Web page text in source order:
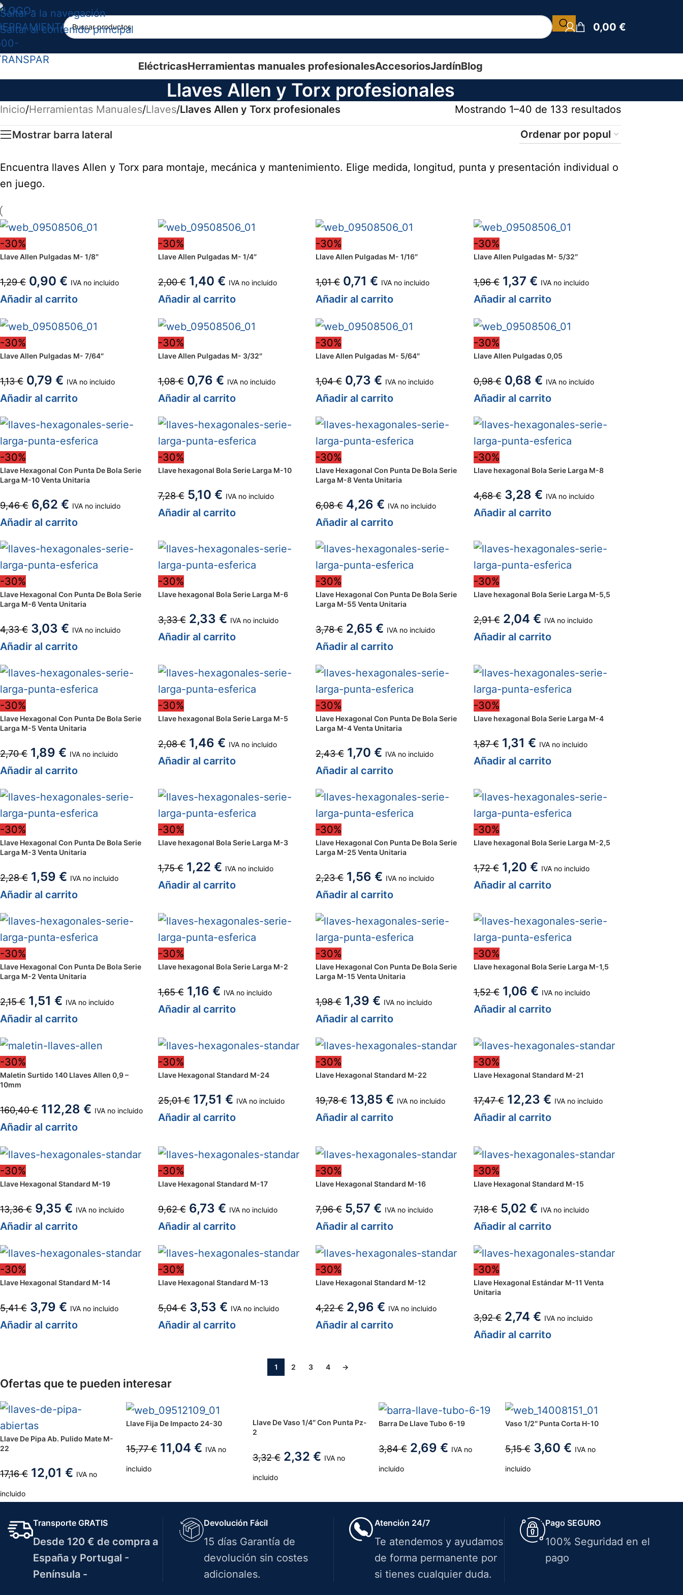
Saltar a la navegación
Saltar al contenido principal
0,00 €
EléctricasHerramientas manuales profesionalesAccesoriosJardínBlog
Llaves Allen y Torx profesionales
Inicio/Herramientas Manuales/Llaves/Llaves Allen y Torx profesionales Mostrando 1–40 de 133 resultados
Mostrar barra lateral
Encuentra llaves Allen y Torx para montaje, mecánica y mantenimiento. Elige medida, longitud, punta y presentación individual o
en juego.
-30%
Llave Allen Pulgadas M- 1/8″
1,29€ 0,90 € IVA no incluido
Añadir al carrito
-30%
Llave Allen Pulgadas M- 1/4″
2,00€ 1,40 € IVA no incluido
Añadir al carrito
-30%
Llave Allen Pulgadas M- 1/16″
1,01€ 0,71 € IVA no incluido
Añadir al carrito
-30%
Llave Allen Pulgadas M- 5/32″
1,96€ 1,37 € IVA no incluido
Añadir al carrito
-30%
Llave Allen Pulgadas M- 7/64″
1,13€ 0,79 € IVA no incluido
Añadir al carrito
-30%
Llave Allen Pulgadas M- 3/32″
1,08€ 0,76 € IVA no incluido
Añadir al carrito
-30%
Llave Allen Pulgadas M- 5/64″
1,04€ 0,73 € IVA no incluido
Añadir al carrito
-30%
Llave Allen Pulgadas 0,05
0,98€ 0,68 € IVA no incluido
Añadir al carrito
-30%
Llave Hexagonal Con Punta De Bola Serie
Larga M-10 Venta Unitaria
9,46€ 6,62 € IVA no incluido
Añadir al carrito
-30%
Llave hexagonal Bola Serie Larga M-10
7,28€ 5,10 € IVA no incluido
Añadir al carrito
-30%
Llave Hexagonal Con Punta De Bola Serie
Larga M-8 Venta Unitaria
6,08€ 4,26 € IVA no incluido
Añadir al carrito
-30%
Llave hexagonal Bola Serie Larga M-8
4,68€ 3,28 € IVA no incluido
Añadir al carrito
-30%
Llave Hexagonal Con Punta De Bola Serie
Larga M-6 Venta Unitaria
4,33€ 3,03 € IVA no incluido
Añadir al carrito
-30%
Llave hexagonal Bola Serie Larga M-6
3,33€ 2,33 € IVA no incluido
Añadir al carrito
-30%
Llave Hexagonal Con Punta De Bola Serie
Larga M-55 Venta Unitaria
3,78€ 2,65 € IVA no incluido
Añadir al carrito
-30%
Llave hexagonal Bola Serie Larga M-5,5
2,91€ 2,04 € IVA no incluido
Añadir al carrito
-30%
Llave Hexagonal Con Punta De Bola Serie
Larga M-5 Venta Unitaria
2,70€ 1,89 € IVA no incluido
Añadir al carrito
-30%
Llave hexagonal Bola Serie Larga M-5
2,08€ 1,46 € IVA no incluido
Añadir al carrito
-30%
Llave Hexagonal Con Punta De Bola Serie
Larga M-4 Venta Unitaria
2,43€ 1,70 € IVA no incluido
Añadir al carrito
-30%
Llave hexagonal Bola Serie Larga M-4
1,87€ 1,31 € IVA no incluido
Añadir al carrito
-30%
Llave Hexagonal Con Punta De Bola Serie
Larga M-3 Venta Unitaria
2,28€ 1,59 € IVA no incluido
Añadir al carrito
-30%
Llave hexagonal Bola Serie Larga M-3
1,75€ 1,22 € IVA no incluido
Añadir al carrito
-30%
Llave Hexagonal Con Punta De Bola Serie
Larga M-25 Venta Unitaria
2,23€ 1,56 € IVA no incluido
Añadir al carrito
-30%
Llave hexagonal Bola Serie Larga M-2,5
1,72€ 1,20 € IVA no incluido
Añadir al carrito
-30%
Llave Hexagonal Con Punta De Bola Serie
Larga M-2 Venta Unitaria
2,15€ 1,51 € IVA no incluido
Añadir al carrito
-30%
Llave hexagonal Bola Serie Larga M-2
1,65€ 1,16 € IVA no incluido
Añadir al carrito
-30%
Llave Hexagonal Con Punta De Bola Serie
Larga M-15 Venta Unitaria
1,98€ 1,39 € IVA no incluido
Añadir al carrito
-30%
Llave hexagonal Bola Serie Larga M-1,5
1,52€ 1,06 € IVA no incluido
Añadir al carrito
-30%
Maletin Surtido 140 Llaves Allen 0,9 –
10mm
160,40€ 112,28 € IVA no incluido
Añadir al carrito
-30%
Llave Hexagonal Standard M-24
25,01€ 17,51 € IVA no incluido
Añadir al carrito
-30%
Llave Hexagonal Standard M-22
19,78€ 13,85 € IVA no incluido
Añadir al carrito
-30%
Llave Hexagonal Standard M-21
17,47€ 12,23 € IVA no incluido
Añadir al carrito
-30%
Llave Hexagonal Standard M-19
13,36€ 9,35 € IVA no incluido
Añadir al carrito
-30%
Llave Hexagonal Standard M-17
9,62€ 6,73 € IVA no incluido
Añadir al carrito
-30%
Llave Hexagonal Standard M-16
7,96€ 5,57 € IVA no incluido
Añadir al carrito
-30%
Llave Hexagonal Standard M-15
7,18€ 5,02 € IVA no incluido
Añadir al carrito
-30%
Llave Hexagonal Standard M-14
5,41€ 3,79 € IVA no incluido
Añadir al carrito
-30%
Llave Hexagonal Standard M-13
5,04€ 3,53 € IVA no incluido
Añadir al carrito
-30%
Llave Hexagonal Standard M-12
4,22€ 2,96 € IVA no incluido
Añadir al carrito
-30%
Llave Hexagonal Estándar M-11 Venta
Unitaria
3,92€ 2,74 € IVA no incluido
Añadir al carrito
1 2 3 4 →
Ofertas que te pueden interesar
Llave De Pipa Ab. Pulido Mate M-
22
17,16€ 12,01 € IVA no
incluido
Llave Fija De Impacto 24-30
15,77€ 11,04€ IVA no
incluido
Llave De Vaso 1/4″ Con Punta Pz-
2
3,32€ 2,32 € IVA no
incluido
Barra De Llave Tubo 6-19
3,84€ 2,69€ IVA no
incluido
Vaso 1/2″ Punta Corta H-10
5,15€ 3,60 € IVA no
incluido
Transporte GRATIS
Desde 120 € de compra a
España y Portugal -
Península -
Devolución Fácil
15 días Garantía de
devolución sin costes
adicionales.
Atención 24/7
Te atendemos y ayudamos
de forma permanente por
si tienes cualquier duda.
Pago SEGURO
100% Seguridad en el
pago